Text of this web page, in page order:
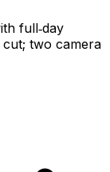
full‑day
two camera